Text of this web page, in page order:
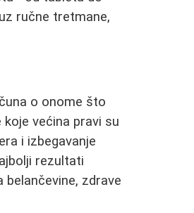
ručne tretmane,
o onome što
koje većina pravi su
i izbegavanje
rezultati
zdrave